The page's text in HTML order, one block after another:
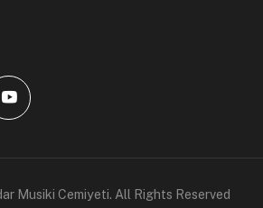
Musiki Cemiyeti. All Rights Reserved